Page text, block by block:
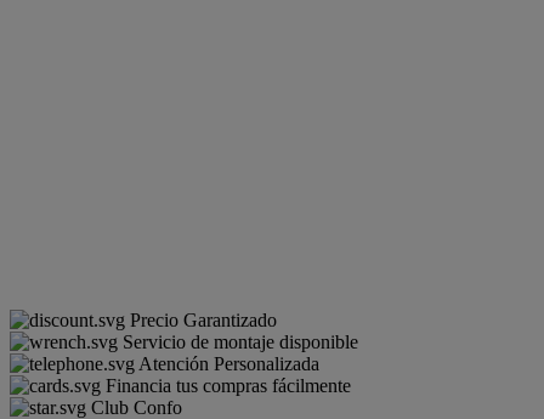
Precio Garantizado
Servicio de montaje disponible
Atención Personalizada
Financia tus compras fácilmente
Club Confo